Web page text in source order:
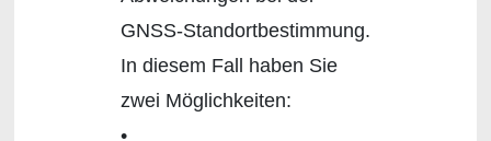
GNSS-Standortbestimmung.
In diesem Fall haben Sie
zwei Möglichkeiten:
•